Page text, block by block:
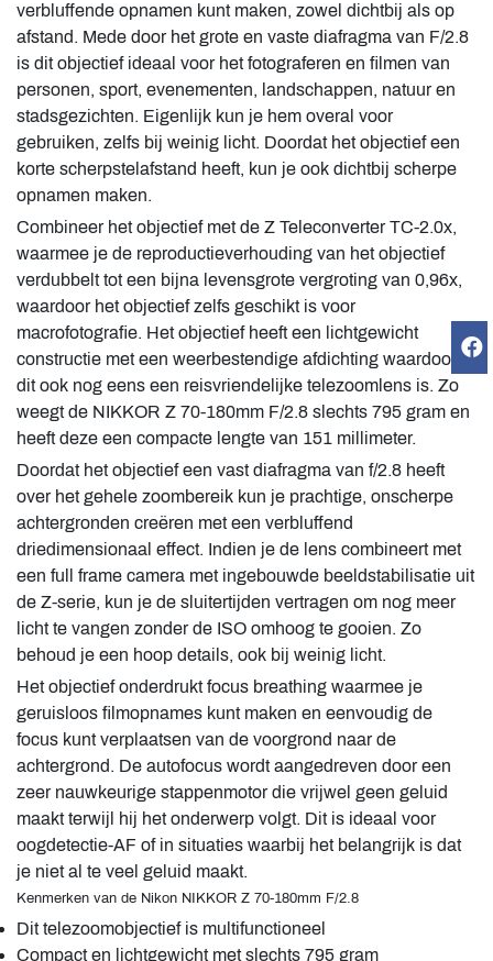
verbluffende opnamen kunt maken, zowel dichtbij als op
afstand. Mede door het grote en vaste diafragma van F/2.8
is dit objectief ideaal voor het fotograferen en filmen van
personen, sport, evenementen, landschappen, natuur en
stadsgezichten. Eigenlijk kun je hem overal voor
gebruiken, zelfs bij weinig licht. Doordat het objectief een
korte scherpstelafstand heeft, kun je ook dichtbij scherpe
opnamen maken.
Combineer het objectief met de Z Teleconverter TC-2.0x,
waarmee je de reproductieverhouding van het objectief
verdubbelt tot een bijna levensgrote vergroting van 0,96x,
waardoor het objectief zelfs geschikt is voor
macrofotografie. Het objectief heeft een lichtgewicht
constructie met een weerbestendige afdichting waardoor
dit ook nog eens een reisvriendelijke telezoomlens is. Zo
weegt de NIKKOR Z 70-180mm F/2.8 slechts 795 gram en
heeft deze een compacte lengte van 151 millimeter.
Doordat het objectief een vast diafragma van f/2.8 heeft
over het gehele zoombereik kun je prachtige, onscherpe
achtergronden creëren met een verbluffend
driedimensionaal effect. Indien je de lens combineert met
een full frame camera met ingebouwde beeldstabilisatie uit
de Z-serie, kun je de sluitertijden vertragen om nog meer
licht te vangen zonder de ISO omhoog te gooien. Zo
behoud je een hoop details, ook bij weinig licht.
Het objectief onderdrukt focus breathing waarmee je
geruisloos filmopnames kunt maken en eenvoudig de
focus kunt verplaatsen van de voorgrond naar de
achtergrond. De autofocus wordt aangedreven door een
zeer nauwkeurige stappenmotor die vrijwel geen geluid
maakt terwijl hij het onderwerp volgt. Dit is ideaal voor
oogdetectie-AF of in situaties waarbij het belangrijk is dat
je niet al te veel geluid maakt.
Kenmerken van de Nikon NIKKOR Z 70-180mm F/2.8
Dit telezoomobjectief is multifunctioneel
Compact en lichtgewicht met slechts 795 gram